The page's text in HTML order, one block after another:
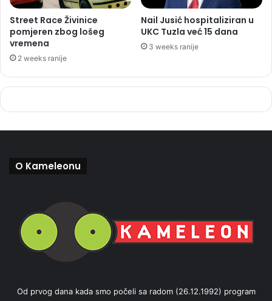
Street Race Živinice
pomjeren zbog lošeg
vremena
2 weeks ranije
Nail Jusić hospitaliziran u
UKC Tuzla već 15 dana
3 weeks ranije
O Kameleonu
Od prvog dana kada smo počeli sa radom (26.12.1992) program